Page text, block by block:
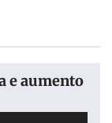
e aumento